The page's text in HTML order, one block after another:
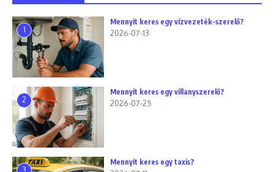
1
Mennyit keres egy vízvezeték-szerelő?
2026-07-13
2
Mennyit keres egy villanyszerelő?
2026-07-25
3
Mennyit keres egy taxis?